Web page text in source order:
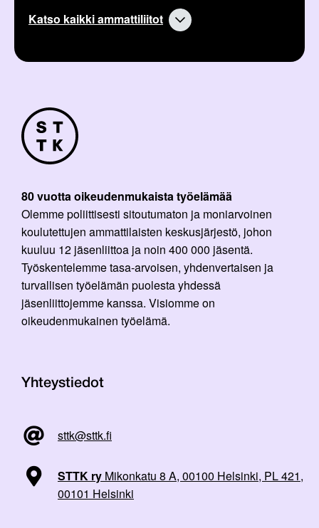
Katso kaikki ammattiliitot
80 vuotta oikeudenmukaista työelämää
Olemme poliittisesti sitoutumaton ja moniarvoinen
koulutettujen ammattilaisten keskusjärjestö, johon
kuuluu 12 jäsenliittoa ja noin 400 000 jäsentä.
Työskentelemme tasa-arvoisen, yhdenvertaisen ja
turvallisen työelämän puolesta yhdessä
jäsenliittojemme kanssa. Visiomme on
oikeudenmukainen työelämä.
Yhteystiedot
sttk@sttk.fi
STTK ry Mikonkatu 8 A, 00100 Helsinki, PL 421,
00101 Helsinki